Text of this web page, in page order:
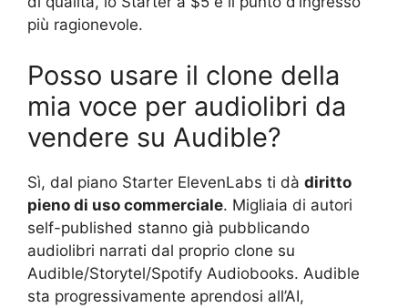
più ragionevole.
Posso usare il clone della
mia voce per audiolibri da
vendere su Audible?
Sì, dal piano Starter ElevenLabs ti dà diritto
pieno di uso commerciale. Migliaia di autori
self-published stanno già pubblicando
audiolibri narrati dal proprio clone su
Audible/Storytel/Spotify Audiobooks. Audible
sta progressivamente aprendosi all’AI,